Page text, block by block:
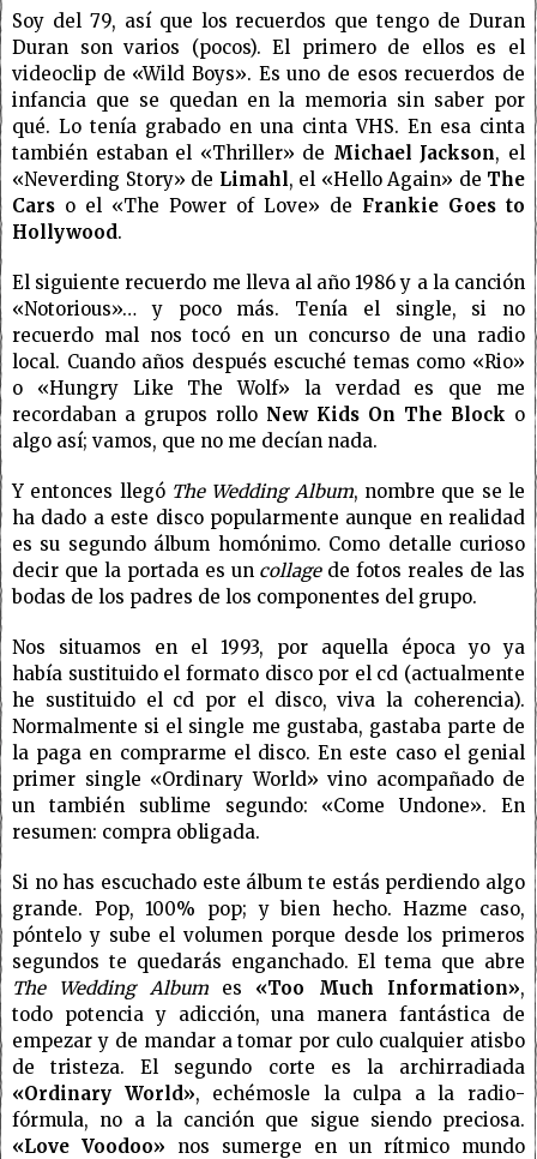
Soy del 79, así que los recuerdos que tengo de Duran
Duran son varios (pocos). El primero de ellos es el
videoclip de «Wild Boys». Es uno de esos recuerdos de
infancia que se quedan en la memoria sin saber por
qué. Lo tenía grabado en una cinta VHS. En esa cinta
también estaban el «Thriller» de Michael Jackson, el
«Neverding Story» de Limahl, el «Hello Again» de The
Cars o el «The Power of Love» de Frankie Goes to
Hollywood.
El siguiente recuerdo me lleva al año 1986 y a la canción
«Notorious»… y poco más. Tenía el single, si no
recuerdo mal nos tocó en un concurso de una radio
local. Cuando años después escuché temas como «Rio»
o «Hungry Like The Wolf» la verdad es que me
recordaban a grupos rollo New Kids On The Block o
algo así; vamos, que no me decían nada.
Y entonces llegó The Wedding Album, nombre que se le
ha dado a este disco popularmente aunque en realidad
es su segundo álbum homónimo. Como detalle curioso
decir que la portada es un collagede fotos reales de las
bodas de los padres de los componentes del grupo.
Nos situamos en el 1993, por aquella época yo ya
había sustituido el formato disco por el cd (actualmente
he sustituido el cd por el disco, viva la coherencia).
Normalmente si el single me gustaba, gastaba parte de
la paga en comprarme el disco. En este caso el genial
primer single «Ordinary World» vino acompañado de
un también sublime segundo: «Come Undone». En
resumen: compra obligada.
Si no has escuchado este álbum te estás perdiendo algo
grande. Pop, 100% pop; y bien hecho. Hazme caso,
póntelo y sube el volumen porque desde los primeros
segundos te quedarás enganchado. El tema que abre
The Wedding Albumes «Too Much Information»,
todo potencia y adicción, una manera fantástica de
empezar y de mandar a tomar por culo cualquier atisbo
de tristeza. El segundo corte es la archirradiada
«Ordinary World», echémosle la culpa a la radio-
fórmula, no a la canción que sigue siendo preciosa.
«Love Voodoo» nos sumerge en un rítmico mundo